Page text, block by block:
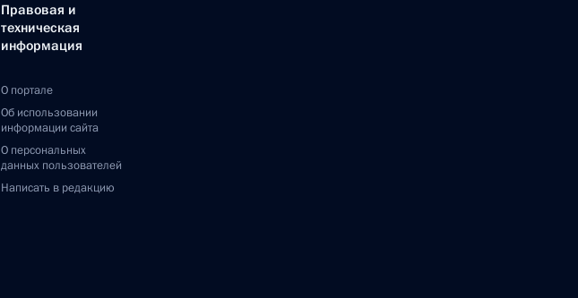
Правовая и
техническая
информация
О портале
Об использовании
информации сайта
О персональных
данных пользователей
Написать в редакцию